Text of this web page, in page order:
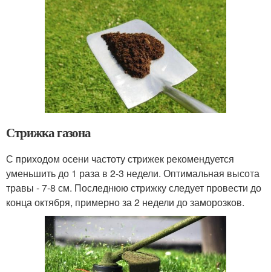
Стрижка газона
С приходом осени частоту стрижек рекомендуется
уменьшить до 1 раза в 2-3 недели. Оптимальная высота
травы - 7-8 см. Последнюю стрижку следует провести до
конца октября, примерно за 2 недели до заморозков.